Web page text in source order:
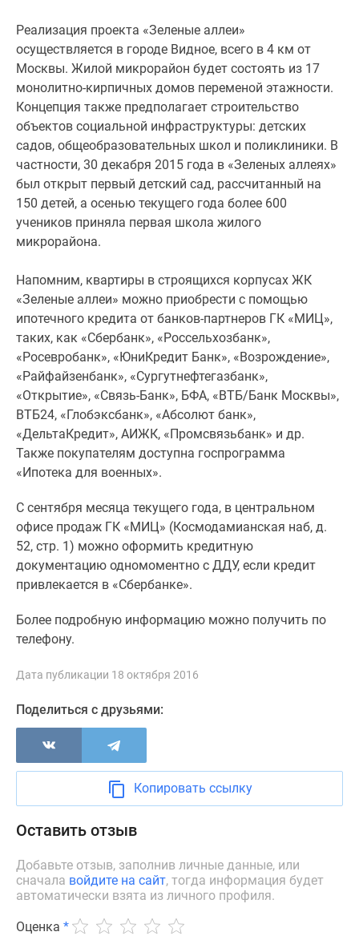
карте
калькулятор
ипотека
Военная
Банки
программы
Новости
недвижимости
Мнение
эксперта
Покупателю
Экспертиза
новостроек
Эксперты
авторы
Контакты
Реклама
сайте
Машино-
места
#траншевая
#рассрочка
ИТ-
ипотека
Квартиры
скидками
Видео
360°
Субсидированная
Реализация проекта «Зеленые аллеи»
осуществляется в городе Видное, всего в 4 км от
Москвы. Жилой микрорайон будет состоять из 17
монолитно-кирпичных домов переменой этажности.
Концепция также предполагает строительство
объектов социальной инфраструктуры: детских
садов, общеобразовательных школ и поликлиники. В
частности, 30 декабря 2015 года в «Зеленых аллеях»
был открыт первый детский сад, рассчитанный на
150 детей, а осенью текущего года более 600
учеников приняла первая школа жилого
микрорайона.
Напомним, квартиры в строящихся корпусах ЖК
«Зеленые аллеи» можно приобрести с помощью
ипотечного кредита от банков-партнеров ГК «МИЦ»,
таких, как «Сбербанк», «Россельхозбанк»,
«Росевробанк», «ЮниКредит Банк», «Возрождение»,
«Райфайзенбанк», «Сургутнефтегазбанк»,
«Открытие», «Связь-Банк», БФА, «ВТБ/Банк Москвы»,
ВТБ24, «Глобэксбанк», «Абсолют банк»,
«ДельтаКредит», АИЖК, «Промсвязьбанк» и др.
Также покупателям доступна госпрограмма
«Ипотека для военных».
С сентября месяца текущего года, в центральном
офисе продаж ГК «МИЦ» (Космодамианская наб, д.
52, стр. 1) можно оформить кредитную
документацию одномоментно с ДДУ, если кредит
привлекается в «Сбербанке».
Более подробную информацию можно получить по
телефону.
Дата публикации 18 октября 2016
Поделиться с друзьями:
Копировать ссылку
Оставить отзыв
Добавьте отзыв, заполнив личные данные, или
сначала войдите на сайт, тогда информация будет
автоматически взята из личного профиля.
Оценка *